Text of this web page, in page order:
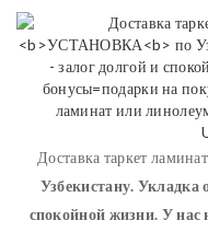
Доставка таркет
Узбекистану. Укладка
спокойной жизни. У нас